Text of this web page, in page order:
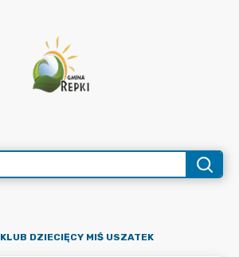
KLUB DZIECIĘCY MIŚ USZATEK